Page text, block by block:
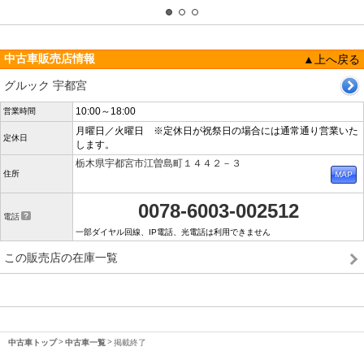
中古車販売店情報
▲上へ戻る
グルック 宇都宮
営業時間 10:00～18:00
定休日
月曜日／火曜日 ※定休日が祝祭日の場合には通常通り営業いた
します。
住所
栃木県宇都宮市江曽島町１４４２－３
電話 0078-6003-002512
一部ダイヤル回線、IP電話、光電話は利用できません
この販売店の在庫一覧
中古車トップ 中古車一覧 掲載終了